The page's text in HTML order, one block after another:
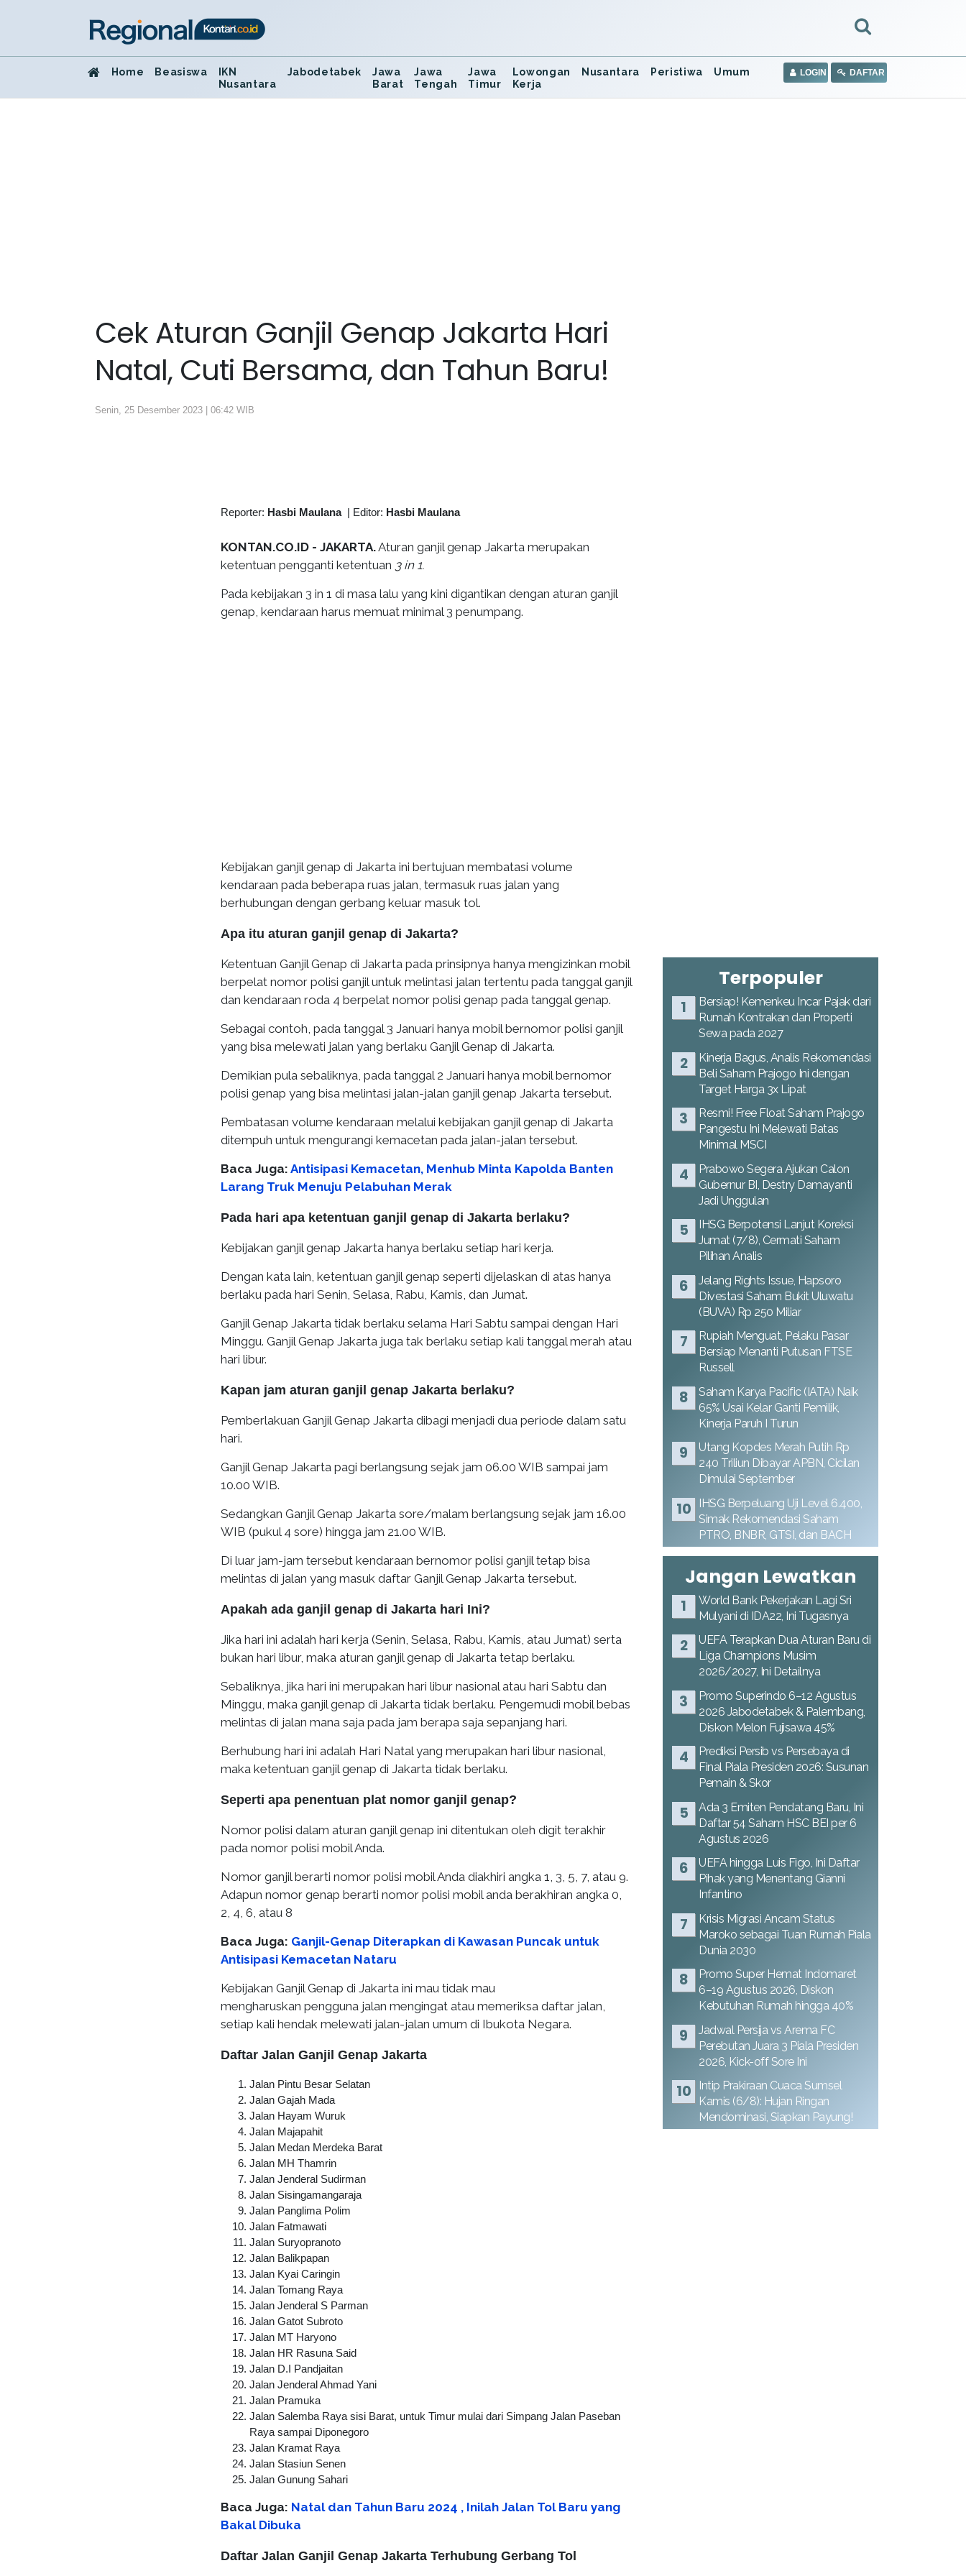
Home Beasiswa
IKN
Nusantara
Jabodetabek
Jawa
Barat
Jawa
Tengah
Jawa
Timur
Lowongan
Kerja
Nusantara Peristiwa Umum LOGIN DAFTAR
Cek Aturan Ganjil Genap Jakarta Hari
Natal, Cuti Bersama, dan Tahun Baru!
Senin, 25 Desember 2023 | 06:42 WIB
Reporter: Hasbi Maulana| Editor: Hasbi Maulana
KONTAN.CO.ID - JAKARTA.Aturan ganjil genap Jakarta merupakan
ketentuan pengganti ketentuan 3 in 1.
Pada kebijakan 3 in 1 di masa lalu yang kini digantikan dengan aturan ganjil
genap, kendaraan harus memuat minimal 3 penumpang.
Kebijakan ganjil genap di Jakarta ini bertujuan membatasi volume
kendaraan pada beberapa ruas jalan, termasuk ruas jalan yang
berhubungan dengan gerbang keluar masuk tol.
Apa itu aturan ganjil genap di Jakarta?
Ketentuan Ganjil Genap di Jakarta pada prinsipnya hanya mengizinkan mobil
berpelat nomor polisi ganjil untuk melintasi jalan tertentu pada tanggal ganjil
dan kendaraan roda 4 berpelat nomor polisi genap pada tanggal genap.
Sebagai contoh, pada tanggal 3 Januari hanya mobil bernomor polisi ganjil
yang bisa melewati jalan yang berlaku Ganjil Genap di Jakarta.
Demikian pula sebaliknya, pada tanggal 2 Januari hanya mobil bernomor
polisi genap yang bisa melintasi jalan-jalan ganjil genap Jakarta tersebut.
Pembatasan volume kendaraan melalui kebijakan ganjil genap di Jakarta
ditempuh untuk mengurangi kemacetan pada jalan-jalan tersebut.
Baca Juga: Antisipasi Kemacetan, Menhub Minta Kapolda Banten
Larang Truk Menuju Pelabuhan Merak
Pada hari apa ketentuan ganjil genap di Jakarta berlaku?
Kebijakan ganjil genap Jakarta hanya berlaku setiap hari kerja.
Dengan kata lain, ketentuan ganjil genap seperti dijelaskan di atas hanya
berlaku pada hari Senin, Selasa, Rabu, Kamis, dan Jumat.
Ganjil Genap Jakarta tidak berlaku selama Hari Sabtu sampai dengan Hari
Minggu. Ganjil Genap Jakarta juga tak berlaku setiap kali tanggal merah atau
hari libur.
Kapan jam aturan ganjil genap Jakarta berlaku?
Pemberlakuan Ganjil Genap Jakarta dibagi menjadi dua periode dalam satu
hari.
Ganjil Genap Jakarta pagi berlangsung sejak jam 06.00 WIB sampai jam
10.00 WIB.
Sedangkan Ganjil Genap Jakarta sore/malam berlangsung sejak jam 16.00
WIB (pukul 4 sore) hingga jam 21.00 WIB.
Di luar jam-jam tersebut kendaraan bernomor polisi ganjil tetap bisa
melintas di jalan yang masuk daftar Ganjil Genap Jakarta tersebut.
Apakah ada ganjil genap di Jakarta hari Ini?
Jika hari ini adalah hari kerja (Senin, Selasa, Rabu, Kamis, atau Jumat) serta
bukan hari libur, maka aturan ganjil genap di Jakarta tetap berlaku.
Sebaliknya, jika hari ini merupakan hari libur nasional atau hari Sabtu dan
Minggu, maka ganjil genap di Jakarta tidak berlaku. Pengemudi mobil bebas
melintas di jalan mana saja pada jam berapa saja sepanjang hari.
Berhubung hari ini adalah Hari Natal yang merupakan hari libur nasional,
maka ketentuan ganjil genap di Jakarta tidak berlaku.
Seperti apa penentuan plat nomor ganjil genap?
Nomor polisi dalam aturan ganjil genap ini ditentukan oleh digit terakhir
pada nomor polisi mobil Anda.
Nomor ganjil berarti nomor polisi mobil Anda diakhiri angka 1, 3, 5, 7, atau 9.
Adapun nomor genap berarti nomor polisi mobil anda berakhiran angka 0,
2, 4, 6, atau 8
Baca Juga: Ganjil-Genap Diterapkan di Kawasan Puncak untuk
Antisipasi Kemacetan Nataru
Kebijakan Ganjil Genap di Jakarta ini mau tidak mau
mengharuskan pengguna jalan mengingat atau memeriksa daftar jalan,
setiap kali hendak melewati jalan-jalan umum di Ibukota Negara.
Daftar Jalan Ganjil Genap Jakarta
Jalan Pintu Besar Selatan
Jalan Gajah Mada
Jalan Hayam Wuruk
Jalan Majapahit
Jalan Medan Merdeka Barat
Jalan MH Thamrin
Jalan Jenderal Sudirman
Jalan Sisingamangaraja
Jalan Panglima Polim
Jalan Fatmawati
Jalan Suryopranoto
Jalan Balikpapan
Jalan Kyai Caringin
Jalan Tomang Raya
Jalan Jenderal S Parman
Jalan Gatot Subroto
Jalan MT Haryono
Jalan HR Rasuna Said
Jalan D.I Pandjaitan
Jalan Jenderal Ahmad Yani
Jalan Pramuka
Jalan Salemba Raya sisi Barat, untuk Timur mulai dari Simpang Jalan Paseban
Raya sampai Diponegoro
Jalan Kramat Raya
Jalan Stasiun Senen
Jalan Gunung Sahari
Baca Juga: Natal dan Tahun Baru 2024 , Inilah Jalan Tol Baru yang
Bakal Dibuka
Daftar Jalan Ganjil Genap Jakarta Terhubung Gerbang Tol
Terpopuler
Bersiap! Kemenkeu Incar Pajak dari
Rumah Kontrakan dan Properti
Sewa pada 2027
Kinerja Bagus, Analis Rekomendasi
Beli Saham Prajogo Ini dengan
Target Harga 3x Lipat
Resmi! Free Float Saham Prajogo
Pangestu Ini Melewati Batas
Minimal MSCI
Prabowo Segera Ajukan Calon
Gubernur BI, Destry Damayanti
Jadi Unggulan
IHSG Berpotensi Lanjut Koreksi
Jumat (7/8), Cermati Saham
Pilihan Analis
Jelang Rights Issue, Hapsoro
Divestasi Saham Bukit Uluwatu
(BUVA) Rp 250 Miliar
Rupiah Menguat, Pelaku Pasar
Bersiap Menanti Putusan FTSE
Russell
Saham Karya Pacific (IATA) Naik
65% Usai Kelar Ganti Pemilik,
Kinerja Paruh I Turun
Utang Kopdes Merah Putih Rp
240 Triliun Dibayar APBN, Cicilan
Dimulai September
IHSG Berpeluang Uji Level 6.400,
Simak Rekomendasi Saham
PTRO, BNBR, GTSI, dan BACH
Jangan Lewatkan
World Bank Pekerjakan Lagi Sri
Mulyani di IDA22, Ini Tugasnya
UEFA Terapkan Dua Aturan Baru di
Liga Champions Musim
2026/2027, Ini Detailnya
Promo Superindo 6–12 Agustus
2026 Jabodetabek & Palembang,
Diskon Melon Fujisawa 45%
Prediksi Persib vs Persebaya di
Final Piala Presiden 2026: Susunan
Pemain & Skor
Ada 3 Emiten Pendatang Baru, Ini
Daftar 54 Saham HSC BEI per 6
Agustus 2026
UEFA hingga Luis Figo, Ini Daftar
Pihak yang Menentang Gianni
Infantino
Krisis Migrasi Ancam Status
Maroko sebagai Tuan Rumah Piala
Dunia 2030
Promo Super Hemat Indomaret
6–19 Agustus 2026, Diskon
Kebutuhan Rumah hingga 40%
Jadwal Persija vs Arema FC
Perebutan Juara 3 Piala Presiden
2026, Kick-off Sore Ini
Intip Prakiraan Cuaca Sumsel
Kamis (6/8): Hujan Ringan
Mendominasi, Siapkan Payung!